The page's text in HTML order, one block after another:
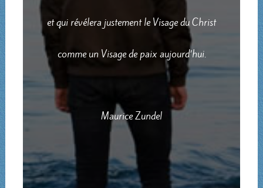
et qui révélera justement le Visage du Christ
comme un Visage de paix aujourd’hui.
Maurice Zundel